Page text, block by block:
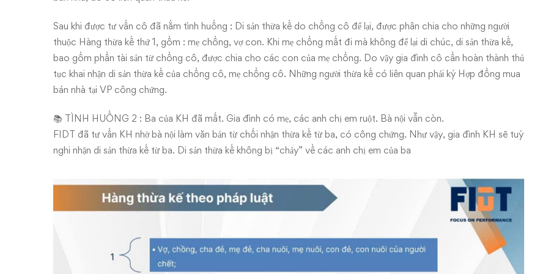
Sau khi được tư vấn cô đã nắm tình huống : Di sản thừa kế do chồng cô để lại, được phân chia cho những người
thuộc Hàng thừa kế thứ 1, gồm : mẹ chồng, vợ con. Khi mẹ chồng mất đi mà không để lại di chúc, di sản thừa kế,
bao gồm phần tài sản từ chồng cô, được chia cho các con của mẹ chồng. Do vậy gia đình cô cần hoàn thành thủ
tục khai nhận di sản thừa kế của chồng cô, mẹ chồng cô. Những người thừa kế có liên quan phải ký Hợp đồng mua
bán nhà tại VP công chứng.
📚 TÌNH HUỐNG 2 : Ba của KH đã mất. Gia đình có mẹ, các anh chị em ruột. Bà nội vẫn còn.
FIDT đã tư vấn KH nhờ bà nội làm văn bản từ chối nhận thừa kế từ ba, có công chứng. Như vậy, gia đình KH sẽ tuỳ
nghi nhận di sản thừa kế từ ba. Di sản thừa kế không bị “chảy” về các anh chị em của ba